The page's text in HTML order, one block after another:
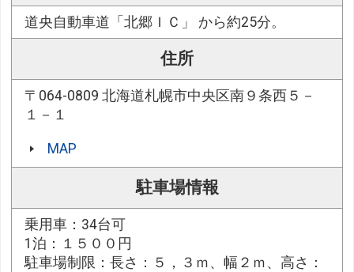
道央自動車道「北郷ＩＣ」 から約25分。
住所
〒064-0809 北海道札幌市中央区南９条西５－
１－１
MAP
駐車場情報
乗用車：34台可
1泊：１５００円
駐車場制限：長さ：５，３ｍ、幅２ｍ、高さ：